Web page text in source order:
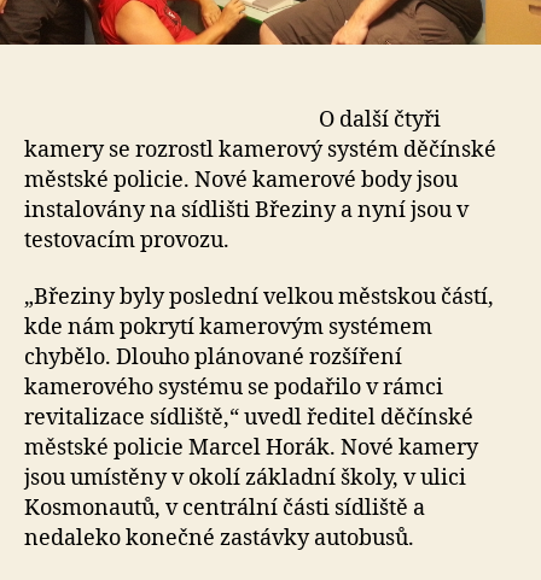
O další čtyři
kamery se rozrostl kamerový systém děčínské
městské policie. Nové kamerové body jsou
instalovány na sídlišti Březiny a nyní jsou v
testovacím provozu.
„Březiny byly poslední velkou městskou částí,
kde nám pokrytí kamerovým systémem
chybělo. Dlouho plánované rozšíření
kamerového systému se podařilo v rámci
revitalizace sídliště,“ uvedl ředitel děčínské
městské policie Marcel Horák. Nové kamery
jsou umístěny v okolí základní školy, v ulici
Kosmonautů, v centrální části sídliště a
nedaleko konečné zastávky autobusů.